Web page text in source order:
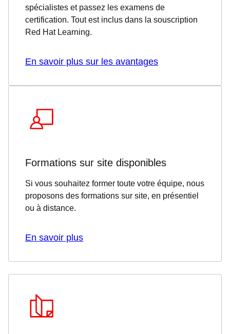
spécialistes et passez les examens de
certification. Tout est inclus dans la souscription
Red Hat Learning.
En savoir plus sur les avantages
Formations sur site disponibles
Si vous souhaitez former toute votre équipe, nous
proposons des formations sur site, en présentiel
ou à distance.
En savoir plus